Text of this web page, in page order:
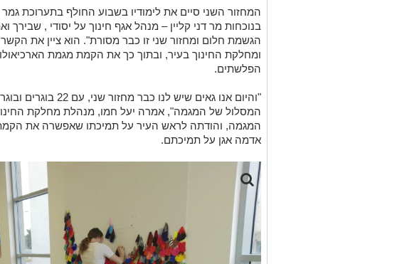
המחזור השני סיים את לימודיו בשבוע החולף בתערוכת גמר
בנוכחות מר דני קליין – מנהל אגף חינוך על יסודי , שבירך
הגשמת חלום ומחזור שני זו כבר מסורת". הוא ציין את הקשר
ומחלקת החינוך בעיר, ובתוך כך את הקמת מגמת
הפלשתים.
"והיום אנו גאים שיש לנו כבר מחזור שני, עם
בוגרים
המסלול של המגמה", אמרה יעל חמו, מנהלת מחלקת
המגמה, והודתה לראש העיר על תמיכתו שאפשרה את
אדמה אגן על תמיכתם.